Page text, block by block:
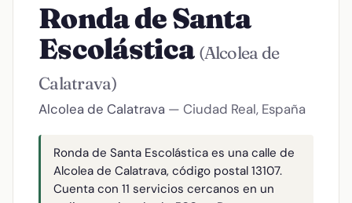
Ronda de Santa
Escolástica (Alcolea de
Calatrava)
Alcolea de Calatrava — Ciudad Real, España
Ronda de Santa Escolástica es una calle de
Alcolea de Calatrava, código postal 13107.
Cuenta con 11 servicios cercanos en un